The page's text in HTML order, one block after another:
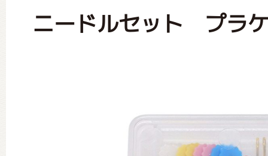
ニードルセット プラ
絵本・作家紹介
グッズインフォメーション